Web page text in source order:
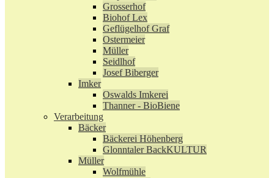
Grosserhof
Biohof Lex
Geflügelhof Graf
Ostermeier
Müller
Seidlhof
Josef Biberger
Imker
Oswalds Imkerei
Thanner - BioBiene
Verarbeitung
Bäcker
Bäckerei Höhenberg
Glonntaler BackKULTUR
Müller
Wolfmühle